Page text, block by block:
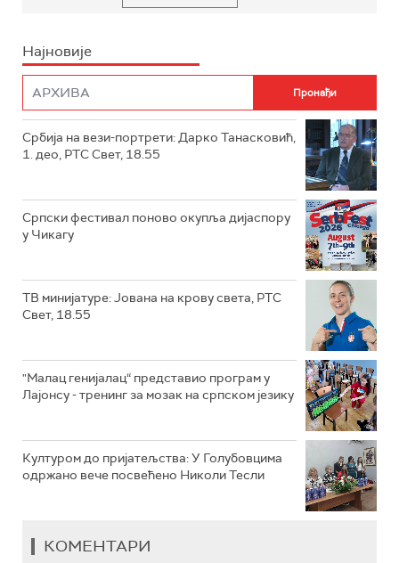
Најновије
Србија на вези-портрети: Дарко Танасковић,
1. део, РТС Свет, 18.55
Српски фестивал поново окупља дијаспору
у Чикагу
ТВ минијатуре: Јована на крову света, РТС
Свет, 18.55
"Малац генијалац“ представио програм у
Лајонсу - тренинг за мозак на српском језику
Културом до пријатељства: У Голубовцима
одржано вече посвећено Николи Тесли
КОМЕНТАРИ